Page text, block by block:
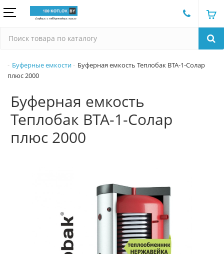
Буферные емкости
Буферная емкость Теплобак ВТА-1-Солар
плюс 2000
Буферная емкость
Теплобак ВТА-1-Солар
плюс 2000